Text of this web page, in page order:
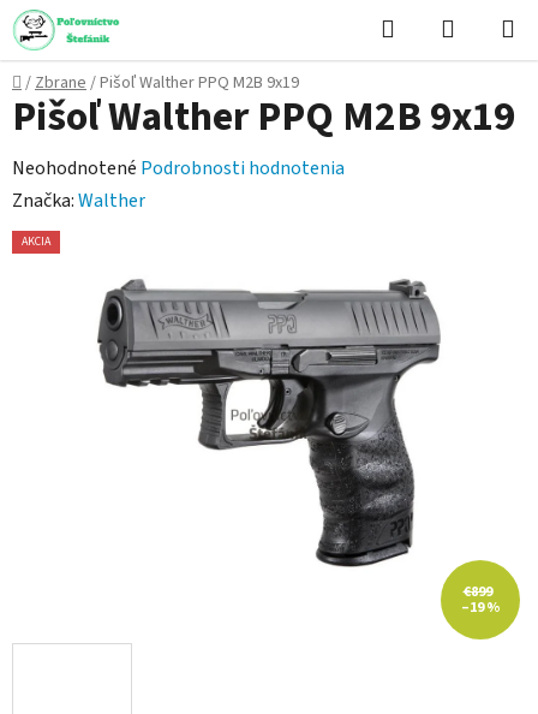
Prejsť
na
obsah
Hľadať
KOŠÍK
Domov
/Zbrane/Pišoľ Walther PPQ M2B 9x19
Pišoľ Walther PPQ M2B 9x19
Priemerné
hodnotenie
produktu
Neohodnotené Podrobnosti hodnotenia
Značka:Walther
AKCIA
€899
–19 %